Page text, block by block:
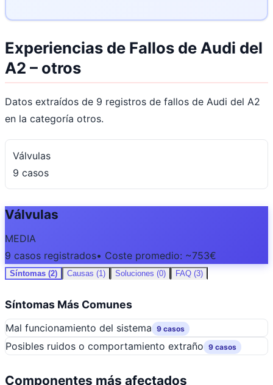
Experiencias de Fallos de Audi del
A2 – otros
Datos extraídos de 9 registros de fallos de Audi del A2
en la categoría otros.
Válvulas
9 casos
Válvulas
MEDIA
9 casos registrados• Coste promedio: ~753€
Síntomas (2) Causas (1) Soluciones (0) FAQ (3)
Síntomas Más Comunes
Mal funcionamiento del sistema 9 casos
Posibles ruidos o comportamiento extraño 9 casos
Componentes más afectados